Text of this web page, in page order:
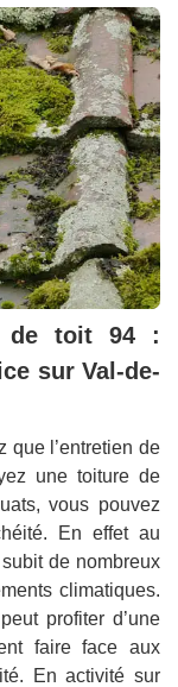
de toit 94 :
sur Val-de-
que l’entretien de
une toiture de
vous pouvez
En effet au
de nombreux
climatiques.
profiter d’une
faire face aux
En activité sur